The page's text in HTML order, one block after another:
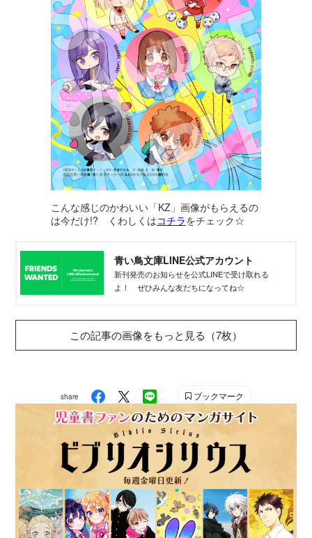
こんな感じのかわいい「KZ」画像がもらえるの
は今だけ!? くわしくはコチラをチェック☆
青い鳥文庫LINE公式アカウント
新刊発売のお知らせを公式LINEで受け取れる
よ！ ぜひみんな友だちになってね☆
この記事の画像をもっと見る（7枚）
share ブックマーク